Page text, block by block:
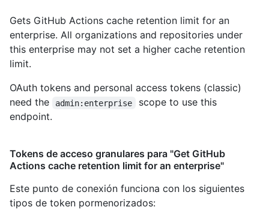
Gets GitHub Actions cache retention limit for an
enterprise. All organizations and repositories under
this enterprise may not set a higher cache retention
limit.
OAuth tokens and personal access tokens (classic)
need the
admin:enterprise
scope to use this
endpoint.
Tokens de acceso granulares para "Get GitHub
Actions cache retention limit for an enterprise"
Este punto de conexión funciona con los siguientes
tipos de token pormenorizados: